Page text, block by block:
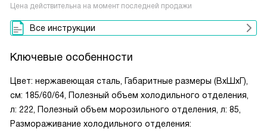
Цена действительна на момент последней продажи
Все инструкции
Ключевые особенности
Цвет: нержавеющая сталь, Габаритные размеры (ВxШxГ),
см: 185/60/64, Полезный объем холодильного отделения,
л: 222, Полезный объем морозильного отделения, л: 85,
Размораживание холодильного отделения: